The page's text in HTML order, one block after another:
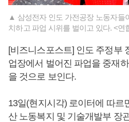
▲ 삼성전자 인도 가전공장 노동자들
치하고 파업 시위를 벌이고 있다. <연
[비즈니스포스트] 인도 주정부
업장에서 벌어진 파업을 중재
을 것으로 보인다.
13일(현지시각) 로이터에 따르
산 노동복지 및 기술개발부 장